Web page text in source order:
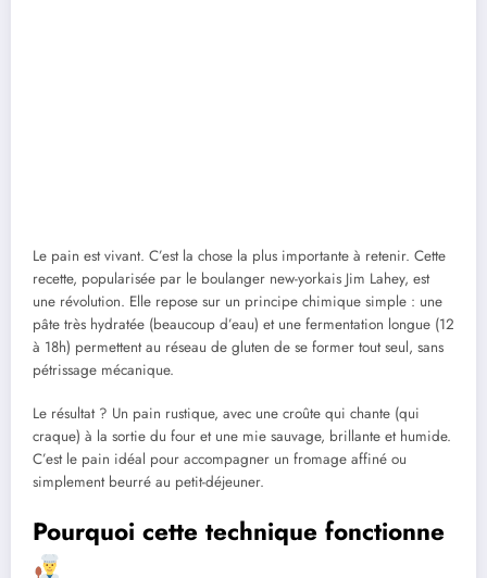
Le pain est vivant. C’est la chose la plus importante à retenir. Cette
recette, popularisée par le boulanger new-yorkais Jim Lahey, est
une révolution. Elle repose sur un principe chimique simple : une
pâte très hydratée (beaucoup d’eau) et une fermentation longue (12
à 18h) permettent au réseau de gluten de se former tout seul, sans
pétrissage mécanique.
Le résultat ? Un pain rustique, avec une croûte qui chante (qui
craque) à la sortie du four et une mie sauvage, brillante et humide.
C’est le pain idéal pour accompagner un fromage affiné ou
simplement beurré au petit-déjeuner.
Pourquoi cette technique fonctionne